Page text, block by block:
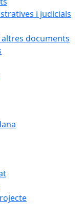
i judicials
documents